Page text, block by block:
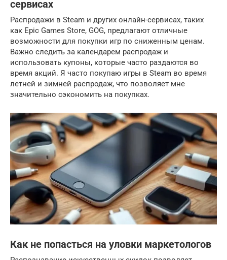
сервисах
Распродажи в Steam и других онлайн-сервисах, таких
как Epic Games Store, GOG, предлагают отличные
возможности для покупки игр по сниженным ценам.
Важно следить за календарем распродаж и
использовать купоны, которые часто раздаются во
время акций. Я часто покупаю игры в Steam во время
летней и зимней распродаж, что позволяет мне
значительно сэкономить на покупках.
Как не попасться на уловки маркетологов